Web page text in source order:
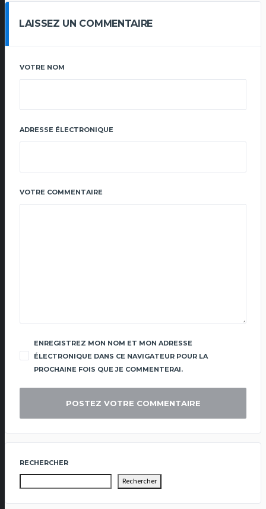
LAISSEZ UN COMMENTAIRE
VOTRE NOM
ADRESSE ÉLECTRONIQUE
VOTRE COMMENTAIRE
ENREGISTREZ MON NOM ET MON ADRESSE
ÉLECTRONIQUE DANS CE NAVIGATEUR POUR LA
PROCHAINE FOIS QUE JE COMMENTERAI.
RECHERCHER
Rechercher